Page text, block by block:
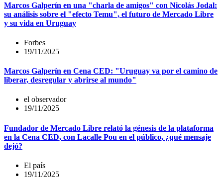
Marcos Galperín en una "charla de amigos" con Nicolás Jodal:
su análisis sobre el "efecto Temu", el futuro de Mercado Libre
y su vida en Uruguay
Forbes
19/11/2025
Marcos Galperín en Cena CED: "Uruguay va por el camino de
liberar, desregular y abrirse al mundo"
el observador
19/11/2025
Fundador de Mercado Libre relató la génesis de la plataforma
en la Cena CED, con Lacalle Pou en el público, ¿qué mensaje
dejó?
El país
19/11/2025